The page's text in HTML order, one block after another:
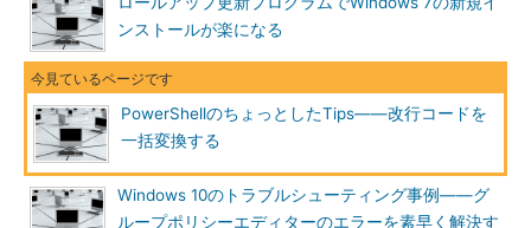
ンストールが楽になる
PowerShellのちょっとしたTips――改行コードを
一括変換する
Windows 10のトラブルシューティング事例――グ
ループポリシーエディターのエラーを素早く解決す